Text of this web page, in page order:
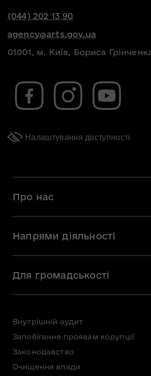
(044) 202 13 90
agency@arts.gov.ua
01001, м. Київ, Бориса
Налаштування доступності
Про нас
Команда
Вакансії
Напрями діяльності
Мистецька освіта
Для громадськості
Громадська рада
Консультації з громадськістю
Доступ до публічної інформації
Безоплатна первинна правнича
Внутрішній аудит
Запобігання проявам корупції
Законодавство
Очищення влади